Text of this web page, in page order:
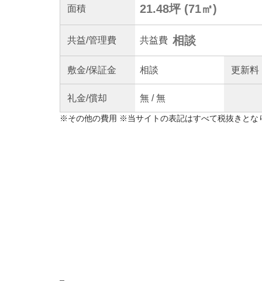
面積 21.48坪 (71㎡)
共益/管理費 共益費 相談
敷金/保証金 相談 更新料
礼金/償却 無 /無
※その他の費用 ※当サイトの表記はすべて税抜きとな